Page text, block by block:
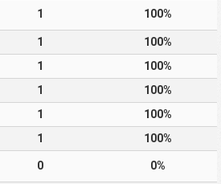
1 100%
1 100%
1 100%
1 100%
1 100%
1 100%
0 0%